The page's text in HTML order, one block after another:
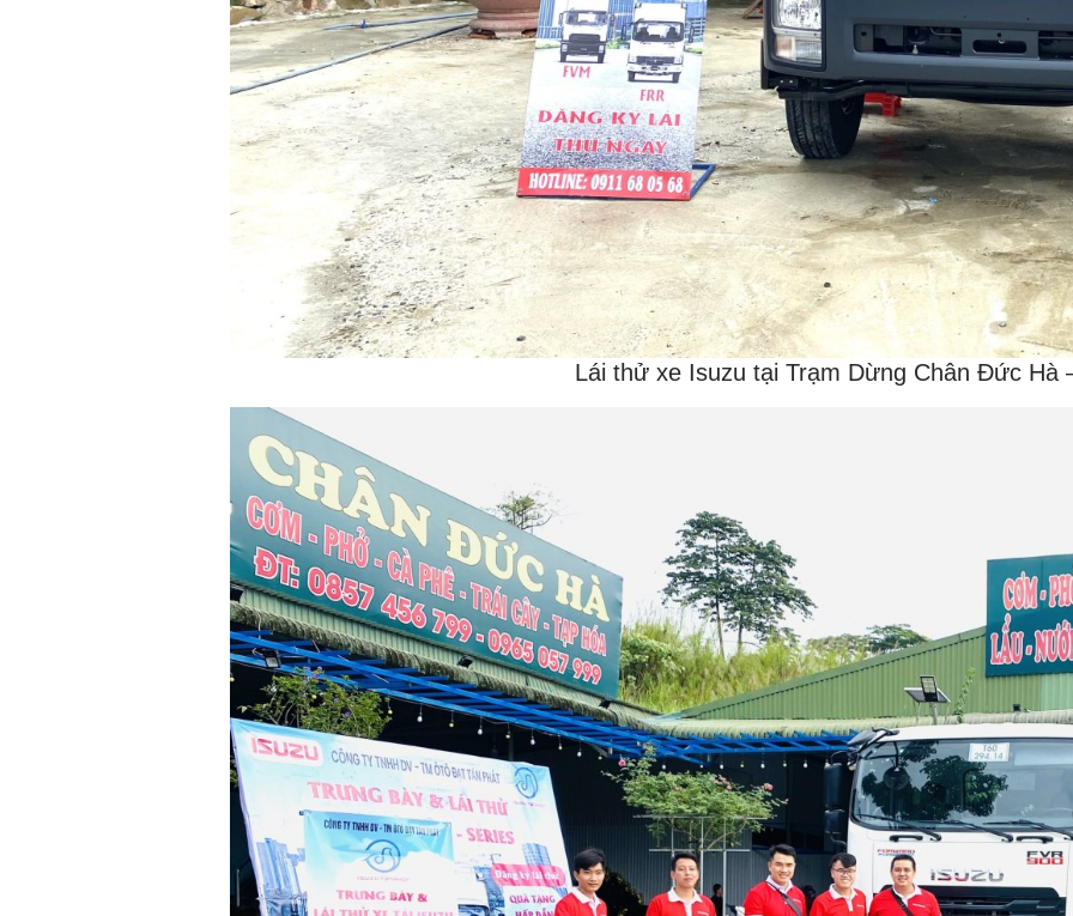
Lái thử xe Isuzu tại Trạm Dừng Chân Đức Hà